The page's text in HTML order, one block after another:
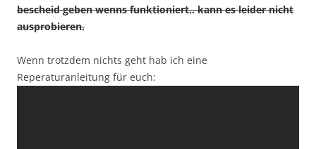
bescheid geben wenns funktioniert.. kann es leider nicht
ausprobieren.
Wenn trotzdem nichts geht hab ich eine
Reperaturanleitung für euch: